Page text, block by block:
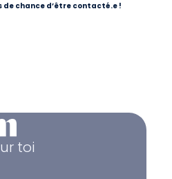
de chance d’être contacté.e !
toi